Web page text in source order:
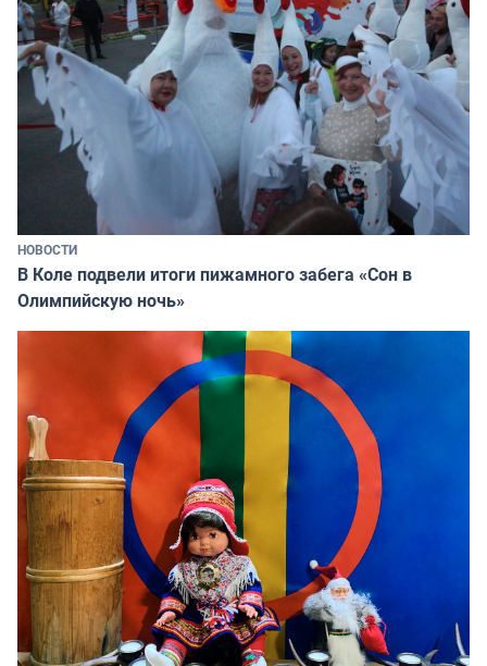
НОВОСТИ
В Коле подвели итоги пижамного забега «Сон в
Олимпийскую ночь»